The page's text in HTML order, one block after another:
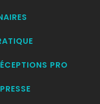
PRO